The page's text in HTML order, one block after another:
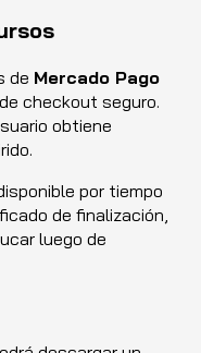
de Mercado Pago
checkout seguro.
obtiene
por tiempo
de finalización,
luego de